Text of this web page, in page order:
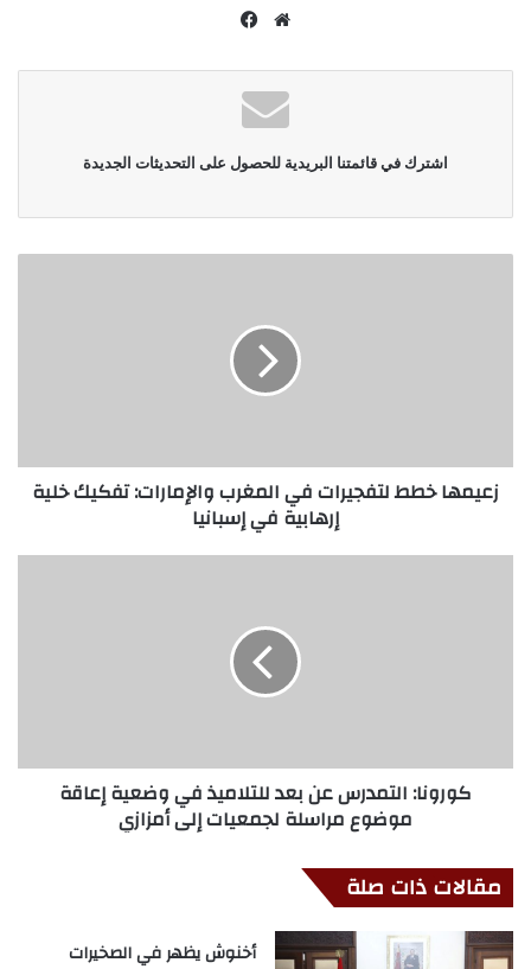
موقع
اشترك في قائمتنا البريدية للحصول على التحديثات الجديدة
زعيمها خطط لتفجيرات في المغرب والإمارات: تفكيك خلية
إرهابية في إسبانيا
كورونا: التمدرس عن بعد للتلاميذ في وضعية إعاقة
موضوع مراسلة لجمعيات إلى أمزازي
مقالات ذات صلة
أخنوش يظهر في الصخيرات